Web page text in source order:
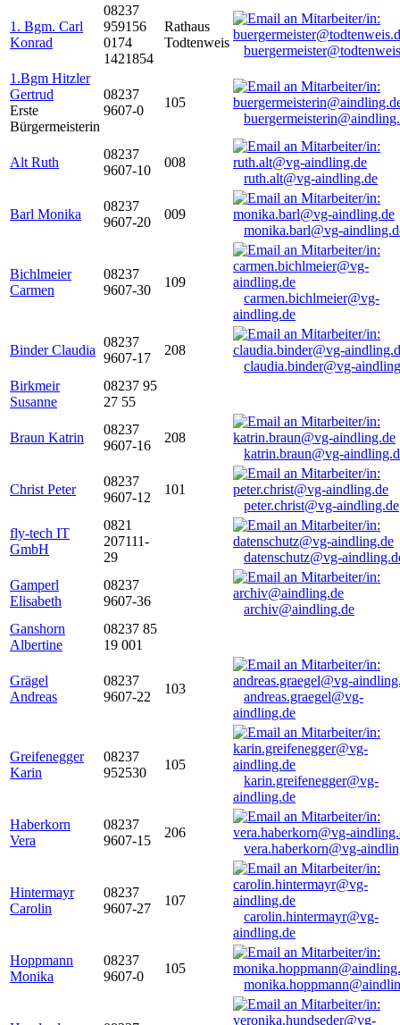
1. Bgm. Carl
Konrad
08237
959156
0174
1421854
Rathaus
Todtenweis
1.Bgm Hitzler
Gertrud
Erste
Bürgermeisterin
08237
9607-0
105
Alt Ruth
08237
9607-10
008
ruth.alt@vg-aindling.de
Barl Monika
08237
9607-20
009
monika.barl@vg-
Bichlmeier
Carmen
08237
9607-30
109
carmen.bichlmeier@vg-
aindling.de
Binder Claudia
08237
9607-17
208
claudia.binder@vg-
Birkmeir
Susanne
08237 95
27 55
Braun Katrin
08237
9607-16
208
katrin.braun@vg-
Christ Peter
08237
9607-12
101
peter.christ@vg-aindling.de
fly-tech IT
GmbH
0821
207111-
29
datenschutz@vg-
Gamperl
Elisabeth
08237
9607-36
archiv@aindling.de
Ganshorn
Albertine
08237 85
19 001
Grägel
Andreas
08237
9607-22
103
andreas.graegel@vg-
aindling.de
Greifenegger
Karin
08237
952530
105
karin.greifenegger@vg-
aindling.de
Haberkorn
Vera
08237
9607-15
206
vera.haberkorn@vg-
Hintermayr
Carolin
08237
9607-27
107
carolin.hintermayr@vg-
aindling.de
Hoppmann
Monika
08237
9607-0
105